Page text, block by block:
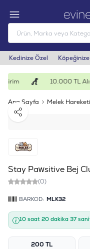
Kedinize Özel
10.000 TL
Ana Sayfa Melek Hareketi
Paylaş
Stay Pawsitive Bej
(0)
BARKOD: MLK32
10 saat 20 dakika 37
200 TL